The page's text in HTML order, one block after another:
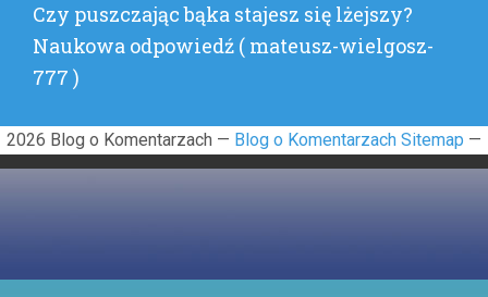
Next
post:
Czy puszczając bąka stajesz się lżejszy?
Naukowa odpowiedź ( mateusz-wielgosz-
777 )
2026 Blog o Komentarzach — Blog o Komentarzach Sitemap —